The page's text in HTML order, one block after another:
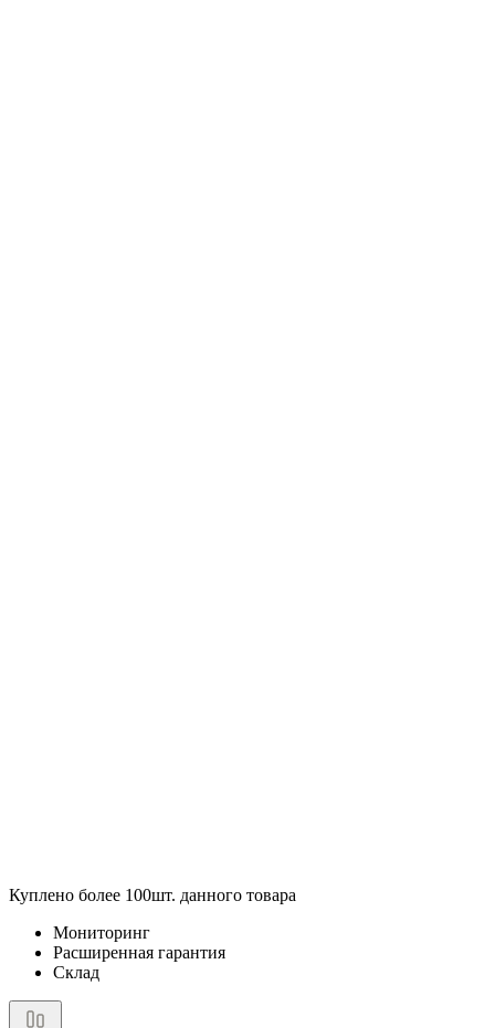
Куплено более 100шт. данного товара
Мониторинг
Расширенная гарантия
Склад